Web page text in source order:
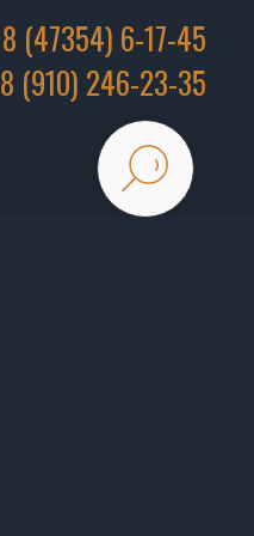
8 (47354) 6-17-45
8 (910) 246-23-35